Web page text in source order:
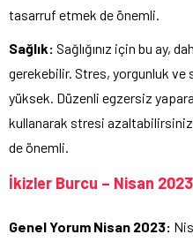
tasarruf etmek de önemli.
Sağlık: Sağlığınız için bu ay,
gerekebilir. Stres, yorgunluk ve
yüksek. Düzenli egzersiz
kullanarak stresi
de önemli.
İkizler Burcu – Nisan
Genel Yorum Nisan 2023: